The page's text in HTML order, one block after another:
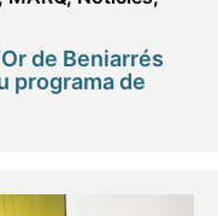
de Beniarrés
programa de